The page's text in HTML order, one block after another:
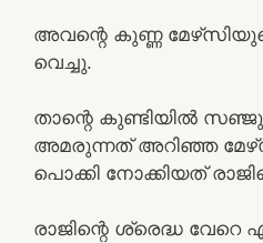
അവന്റെ കുണ്ണ
വെച്ചു.
താന്റെ കുണ്ടിയിൽ
അമരുന്നത് അറിഞ്ഞ
പൊക്കി നോക്കിയത്
രാജിന്റെ ശ്രെദ്ധ